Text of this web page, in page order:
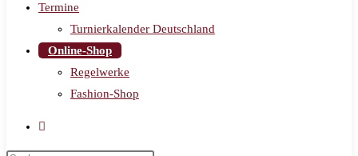
Termine
Turnierkalender Deutschland
Online-Shop
Regelwerke
Fashion-Shop